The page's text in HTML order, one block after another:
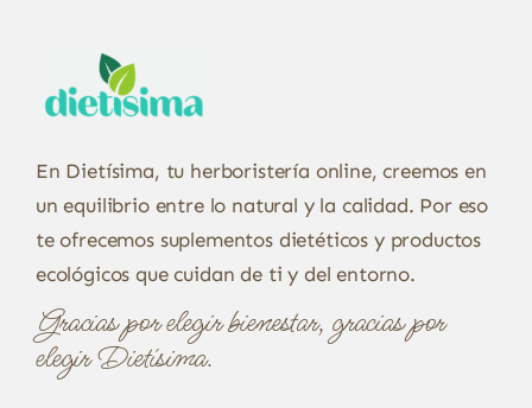
En Dietísima, tu herboristería online, creemos en
un equilibrio entre lo natural y la calidad. Por eso
te ofrecemos suplementos dietéticos y productos
ecológicos que cuidan de ti y del entorno.
Gracias por elegir bienestar, gracias por
elegir Dietísima.